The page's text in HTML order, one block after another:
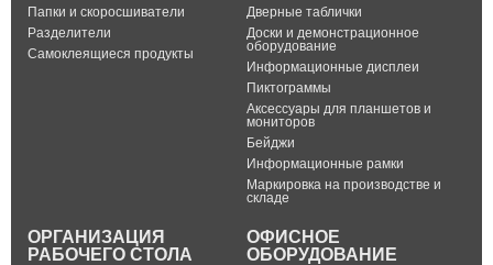
Папки и скоросшиватели
Разделители
Самоклеящиеся продукты
Дверные таблички
Доски и демонстрационное
оборудование
Информационные дисплеи
Пиктограммы
Аксессуары для планшетов и
мониторов
Бейджи
Информационные рамки
Маркировка на производстве и
складе
ОРГАНИЗАЦИЯ
РАБОЧЕГО СТОЛА
ОФИСНОЕ
ОБОРУДОВАНИЕ